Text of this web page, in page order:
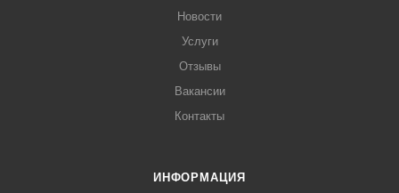
Новости
Услуги
Отзывы
Вакансии
Контакты
ИНФОРМАЦИЯ